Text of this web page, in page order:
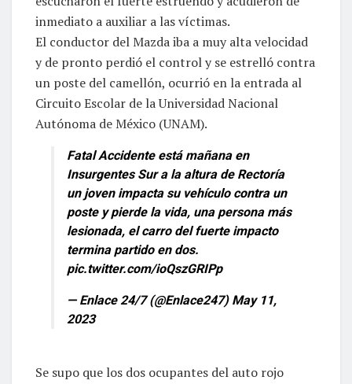
inmediato a auxiliar a las víctimas.
El conductor del Mazda iba a muy alta velocidad
y de pronto perdió el control y se estrelló contra
un poste del camellón, ocurrió en la entrada al
Circuito Escolar de la Universidad Nacional
Autónoma de México (UNAM).
Fatal Accidente está mañana en
Insurgentes Sur a la altura de Rectoría
un joven impacta su vehículo contra un
poste y pierde la vida, una persona más
lesionada, el carro del fuerte impacto
termina partido en dos.
pic.twitter.com/ioQszGRIPp
— Enlace 24/7 (@Enlace247) May 11,
2023
Se supo que los dos ocupantes del auto rojo